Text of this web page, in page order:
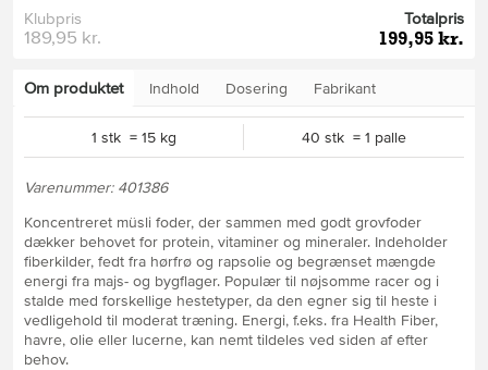
Klubpris
189,95 kr.
Totalpris
199,95 kr.
Om produktet Indhold Dosering Fabrikant
1 stk = 15 kg 40 stk = 1 palle
Varenummer: 401386
Koncentreret müsli foder, der sammen med godt grovfoder
dækker behovet for protein, vitaminer og mineraler. Indeholder
fiberkilder, fedt fra hørfrø og rapsolie og begrænset mængde
energi fra majs- og bygflager. Populær til nøjsomme racer og i
stalde med forskellige hestetyper, da den egner sig til heste i
vedligehold til moderat træning. Energi, f.eks. fra Health Fiber,
havre, olie eller lucerne, kan nemt tildeles ved siden af efter
behov.